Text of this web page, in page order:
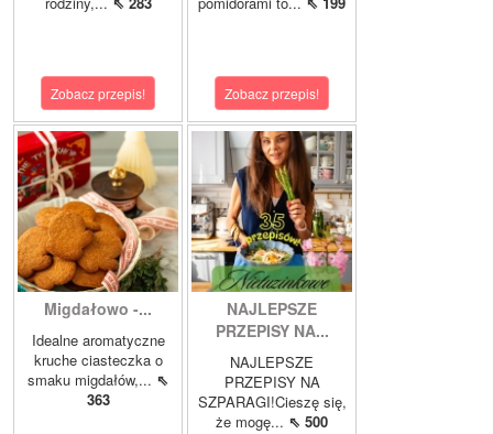
Zobacz przepis! Zobacz przepis!
Migdałowo -...
Idealne aromatyczne
kruche ciasteczka o
smaku migdałów,... ⇖
363
NAJLEPSZE
PRZEPISY NA...
NAJLEPSZE
PRZEPISY NA
SZPARAGI!Cieszę się,
że mogę... ⇖ 500